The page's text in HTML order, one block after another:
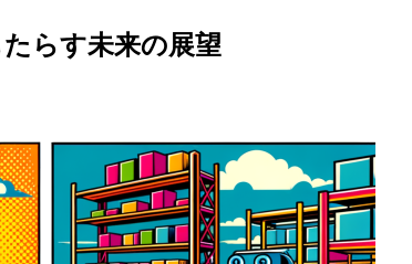
TECH
ール開
DAISY FA
RM
デイジーフ
ァーム
SNS Ope
ration ag
ency
SNS運用代
行
活用し
の成功事
運輸業界の効率化を実現するA
I技術の導入方法と成功事例
らす未来の展望